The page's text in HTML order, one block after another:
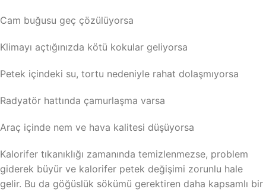
Cam buğusu geç çözülüyorsa
Klimayı açtığınızda kötü kokular geliyorsa
Petek içindeki su, tortu nedeniyle rahat dolaşmıyorsa
Radyatör hattında çamurlaşma varsa
Araç içinde nem ve hava kalitesi düşüyorsa
Kalorifer tıkanıklığı zamanında temizlenmezse, problem
giderek büyür ve kalorifer petek değişimi zorunlu hale
gelir. Bu da göğüslük sökümü gerektiren daha kapsamlı bir